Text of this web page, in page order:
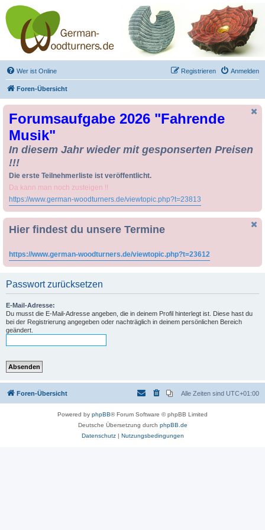
Drechseln und
Kunsthandwerk -
German-Woodturners
*Forum Sauerland*
Der Treffpunkt für Drechsler und Freunde des Kunsthandwerks
Wer ist Online Anmelden
Registrieren
Foren-Übersicht
Forumsaufgabe 2026 "Fahrende
Musik"
In diesem Jahr wieder mit gesponserten Preisen
!!!
Die erste Teilnehmerliste ist veröffentlicht.
Da kann man noch zusteigen !!
https://www.german-woodturners.de/viewtopic.php?t=23813
Hier findest du unsere Termine
https://www.german-woodturners.de/viewtopic.php?t=23612
Passwort zurücksetzen
E-Mail-Adresse:
Du musst die E-Mail-Adresse angeben, die in deinem Profil hinterlegt ist. Diese hast du
bei der Registrierung angegeben oder nachträglich in deinem persönlichen Bereich
geändert.
Foren-Übersicht Alle Zeiten sind UTC+01:00
Powered by phpBB® Forum Software © phpBB Limited
Deutsche Übersetzung durch phpBB.de
Datenschutz| Nutzungsbedingungen